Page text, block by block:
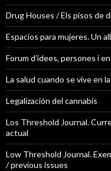
Drug Houses / Els pisos de
Espacios para mujeres. Un
Forum d’idees, persones i
La salud cuando se vive en
Legalización del cannabis
Los Threshold Journal.
actual
Low Threshold Journal.
/ previous issues